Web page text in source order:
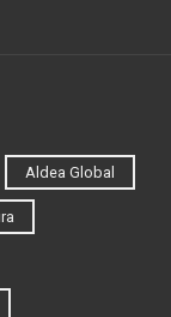
Aldea Global